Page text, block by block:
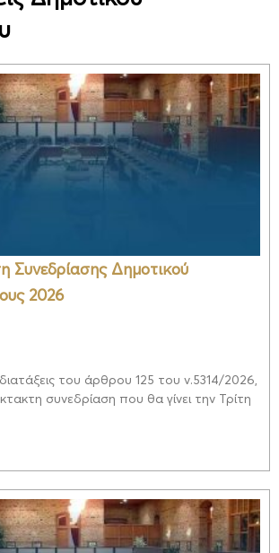
Συνεδρίασης Δημοτικού
2026
του άρθρου 125 του ν.5314/2026,
συνεδρίαση που θα γίνει την Τρίτη
PagePagePage Page